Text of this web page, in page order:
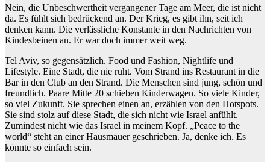
Nein, die Unbeschwertheit vergangener Tage am Meer, die ist nicht
da. Es fühlt sich bedrückend an. Der Krieg, es gibt ihn, seit ich
denken kann. Die verlässliche Konstante in den Nachrichten von
Kindesbeinen an. Er war doch immer weit weg.
Tel Aviv, so gegensätzlich. Food und Fashion, Nightlife und
Lifestyle. Eine Stadt, die nie ruht. Vom Strand ins Restaurant in die
Bar in den Club an den Strand. Die Menschen sind jung, schön und
freundlich. Paare Mitte 20 schieben Kinderwagen. So viele Kinder,
so viel Zukunft. Sie sprechen einen an, erzählen von den Hotspots.
Sie sind stolz auf diese Stadt, die sich nicht wie Israel anfühlt.
Zumindest nicht wie das Israel in meinem Kopf. „Peace to the
world“ steht an einer Hausmauer geschrieben. Ja, denke ich. Es
könnte so einfach sein.